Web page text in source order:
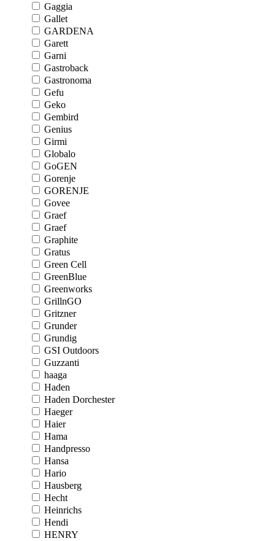
Gaggia
Gallet
GARDENA
Garett
Garni
Gastroback
Gastronoma
Gefu
Geko
Gembird
Genius
Girmi
Globalo
GoGEN
Gorenje
GORENJE
Govee
Graef
Graef
Graphite
Gratus
Green Cell
GreenBlue
Greenworks
GrillnGO
Gritzner
Grunder
Grundig
GSI Outdoors
Guzzanti
haaga
Haden
Haden Dorchester
Haeger
Haier
Hama
Handpresso
Hansa
Hario
Hausberg
Hecht
Heinrichs
Hendi
HENRY